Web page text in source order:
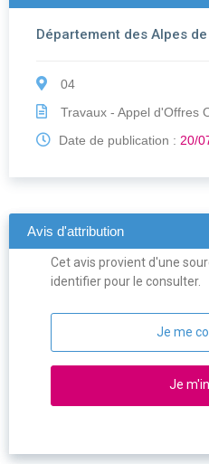
Département des Alpes
04
Travaux - Appel d'Offres
Date de publication : 20/
Avis d'attribution
Cet avis provient d'une
identifier pour le consulter.
Je me
Je